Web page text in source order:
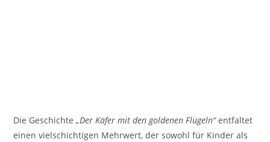
Die Geschichte„Der Käfer mit den goldenen Flügeln“entfaltet
einen vielschichtigen Mehrwert, der sowohl für Kinder als